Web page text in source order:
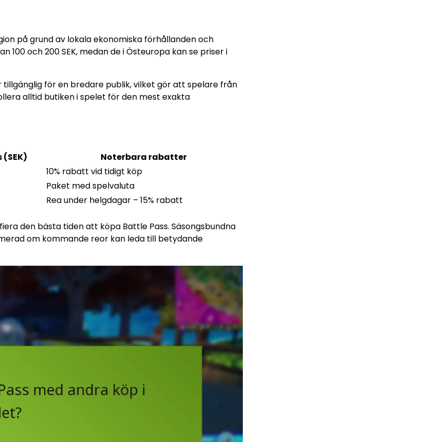
på grund av lokala ekonomiska förhållanden och
100 och 200 SEK, medan de i Östeuropa kan se priser i
för en bredare publik, vilket gör att spelare från
alltid butiken i spelet för den mest exakta
Noterbara rabatter
10% rabatt vid tidigt köp
Paket med spelvaluta
Rea under helgdagar – 15% rabatt
den bästa tiden att köpa Battle Pass. Säsongsbundna
om kommande reor kan leda till betydande